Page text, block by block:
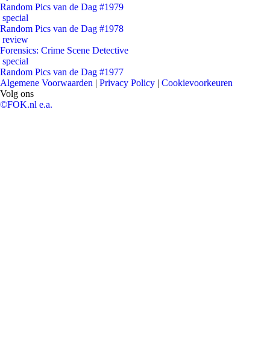
Random Pics van de Dag #1979
special
Random Pics van de Dag #1978
review
Forensics: Crime Scene Detective
special
Random Pics van de Dag #1977
Algemene Voorwaarden | Privacy Policy | Cookievoorkeuren
Volg ons
©FOK.nl e.a.